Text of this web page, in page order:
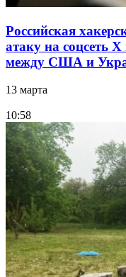
Российская
атаку на соцсеть
между США и
13 марта
10:58